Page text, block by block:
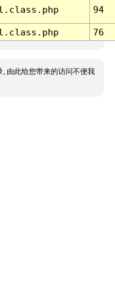
94
76
由此给您带来的访问不便我